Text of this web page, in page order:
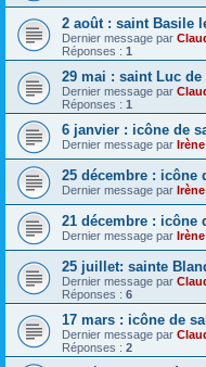
2 août : saint Basile
Dernier message par
Réponses : 1
29 mai : saint Luc
Dernier message par
Réponses : 1
6 janvier : icône de
Dernier message par Irène
25 décembre : icône
Dernier message par Irène
21 décembre : icône
Dernier message par Irène
25 juillet: sainte
Dernier message par
Réponses : 6
17 mars : icône de
Dernier message par
Réponses : 2